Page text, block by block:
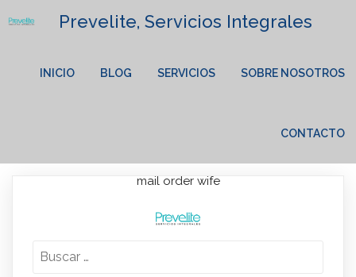
Prevelite, Servicios Integrales
INICIO BLOG SERVICIOS SOBRE NOSOTROS
CONTACTO
mail order wife
Lorem Ipsum has been the industry's standard dummy text